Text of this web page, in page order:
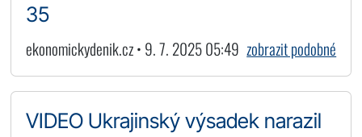
35
ekonomickydenik.cz • 9. 7. 2025 05:49 zobrazit podobné
VIDEO Ukrajinský výsadek narazil